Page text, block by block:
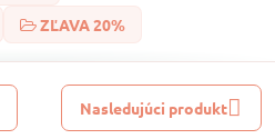
ZĽAVA 20%
Nasledujúci produkt